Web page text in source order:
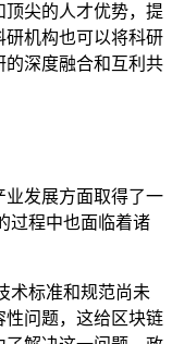
尖的人才优势，提
研机构也可以将科研
的深度融合和互利共
业发展方面取得了一
过程中也面临着诸
术标准和规范尚未
性问题，这给区块链